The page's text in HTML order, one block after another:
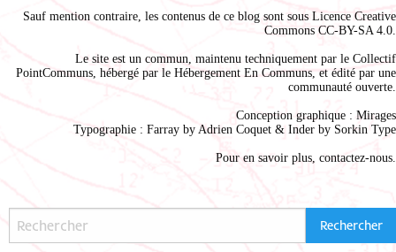
Sauf mention contraire, les contenus de ce blog sont sous Licence Creative
Commons CC-BY-SA 4.0
Le site est un commun, maintenu techniquement par le Collectif
PointCommuns , hébergé par le Hébergement En Communs , et édité par une
communauté ouverte.
Conception graphique : Mirages
Typographie : Farray by Adrien Coquet & Inder by Sorkin Type
Pour en savoir plus, contactez-nous